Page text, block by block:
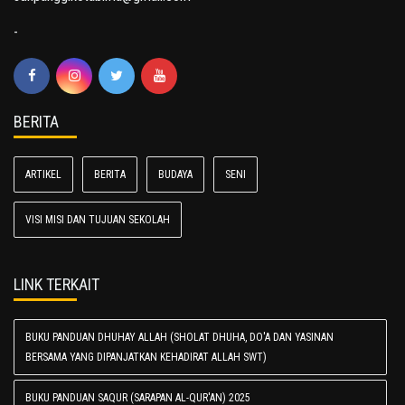
-
BERITA
ARTIKEL BERITA BUDAYA SENI
VISI MISI DAN TUJUAN SEKOLAH
LINK TERKAIT
BUKU PANDUAN DHUHAY ALLAH (SHOLAT DHUHA, DO'A DAN YASINAN
BERSAMA YANG DIPANJATKAN KEHADIRAT ALLAH SWT)
BUKU PANDUAN SAQUR (SARAPAN AL-QUR'AN) 2025